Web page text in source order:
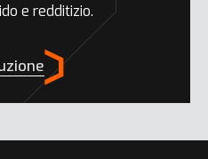
e redditizio.